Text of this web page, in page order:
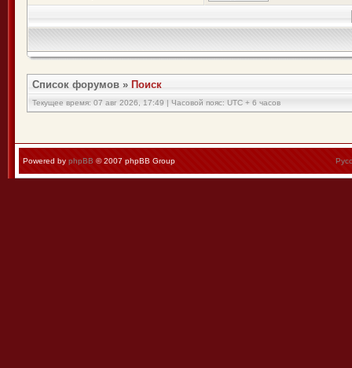
Список форумов » Поиск
Текущее время: 07 авг 2026, 17:49 | Часовой пояс: UTC + 6 часов
Powered by phpBB © 2007 phpBB Group